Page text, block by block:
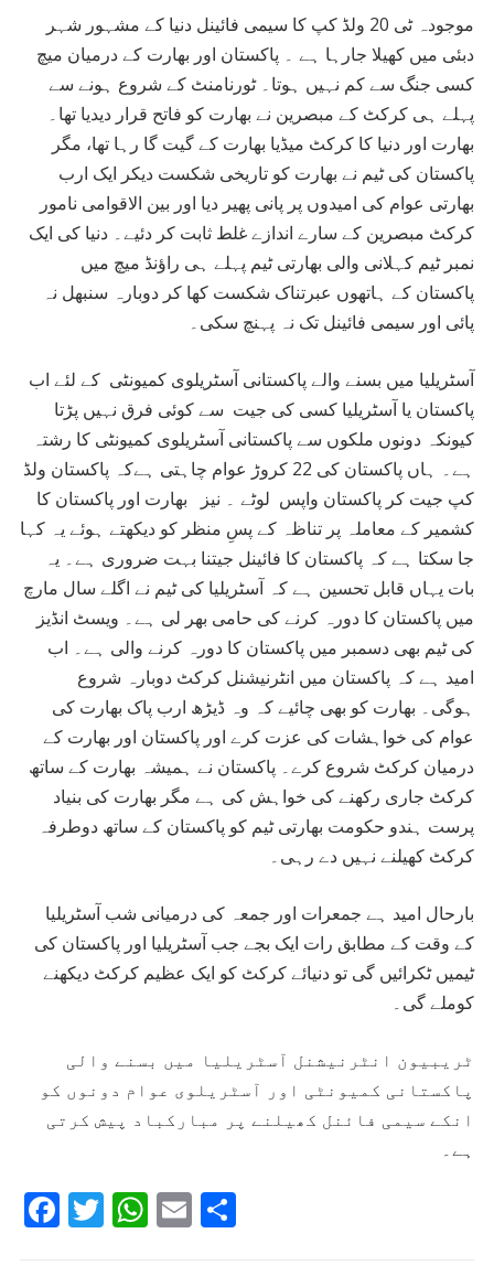
دبئی میں کھیلا جارہا ہے ۔ پاکستان اور بھارت کے درمیان میچ
کسی جنگ سے کم نہیں ہوتا۔ ٹورنامنٹ کے شروع ہونے سے
پہلے ہی کرکٹ کے مبصرین نے بھارت کو فاتح قرار دیدیا تھا۔
بھارت اور دنیا کا کرکٹ میڈیا بھارت کے گیت گا رہا تھا، مگر
پاکستان کی ٹیم نے بھارت کو تاریخی شکست دیکر ایک ارب
بھارتی عوام کی امیدوں پر پانی پھیر دیا اور بین الاقوامی نامور
کرکٹ مبصرین کے سارے اندازے غلط ثابت کر دئیے۔ دنیا کی ایک
نمبر ٹیم کہلانی والی بھارتی ٹیم پہلے ہی راؤنڈ میچ میں
پاکستان کے ہاتھوں عبرتناک شکست کھا کر دوبارہ سنبھل نہ
پائی اور سیمی فائینل تک نہ پہنچ سکی۔
پاکستان یا آسٹریلیا کسی کی جیت سے کوئی فرق نہیں پڑتا
کیونکہ دونوں ملکوں سے پاکستانی آسٹریلوی کمیونٹی کا رشتہ
ہے۔ ہاں پاکستان کی 22 کروڑ عوام چاہتی ہےکہ پاکستان ولڈ
کپ جیت کر پاکستان واپس لوٹے ۔ نیز بھارت اور پاکستان کا
کشمیر کے معاملہ پر تناظہ کے پسِ منظر کو دیکھتے ہوئے یہ کہا
جا سکتا ہے کہ پاکستان کا فائینل جیتنا بہت ضروری ہے۔ یہ
بات یہاں قابل تحسین ہے کہ آسٹریلیا کی ٹیم نے اگلے سال مارچ
میں پاکستان کا دورہ کرنے کی حامی بھر لی ہے۔ ویسٹ انڈیز
کی ٹیم بھی دسمبر میں پاکستان کا دورہ کرنے والی ہے۔ اب
امید ہے کہ پاکستان میں انٹرنیشنل کرکٹ دوبارہ شروع
ہوگی۔ بھارت کو بھی چائیے کہ وہ ڈیڑھ ارب پاک بھارت کی
عوام کی خواہشات کی عزت کرے اور پاکستان اور بھارت کے
درمیان کرکٹ شروع کرے۔ پاکستان نے ہمیشہ بھارت کے ساتھ
کرکٹ جاری رکھنے کی خواہش کی ہے مگر بھارت کی بنیاد
پرست ہندو حکومت بھارتی ٹیم کو پاکستان کے ساتھ دوطرفہ
کرکٹ کھیلنے نہیں دے رہی۔
کے وقت کے مطابق رات ایک بجے جب آسٹریلیا اور پاکستان کی
ٹیمیں ٹکرائیں گی تو دنیائے کرکٹ کو ایک عظیم کرکٹ دیکھنے
کوملے گی۔
پاکستانی کمیونٹی اور آسٹریلوی عوام دونوں کو
انکے سیمی فائنل کھیلنے پر مبارکباد پیش کرتی
ہے۔
F T W E S